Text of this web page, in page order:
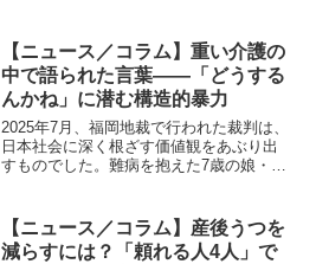
糞や羽に含まれる菌が空気中に舞い、そ
れを吸い込むことで感染...
【ニュース／コラム】重い介護の
中で語られた言葉――「どうする
んかね」に潜む構造的暴力
2025年7月、福岡地裁で行われた裁判は、
日本社会に深く根ざす価値観をあぶり出
すものでした。難病を抱えた7歳の娘・心
に問われた事件。母親は法廷で「このま
ま生きたらだめな...
【ニュース／コラム】産後うつを
減らすには？「頼れる人4人」で